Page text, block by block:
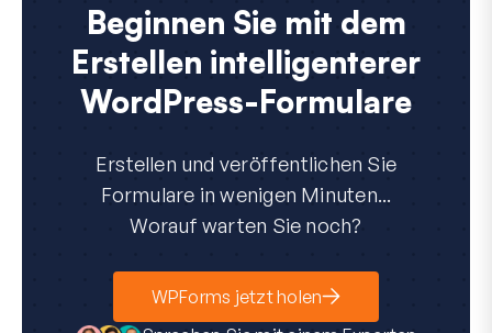
Beginnen Sie mit dem
Erstellen intelligenterer
WordPress-Formulare
Erstellen und veröffentlichen Sie
Formulare in wenigen Minuten...
Worauf warten Sie noch?
WPForms jetzt holen